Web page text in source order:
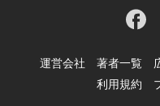
運営会社 著者一覧
利用規約